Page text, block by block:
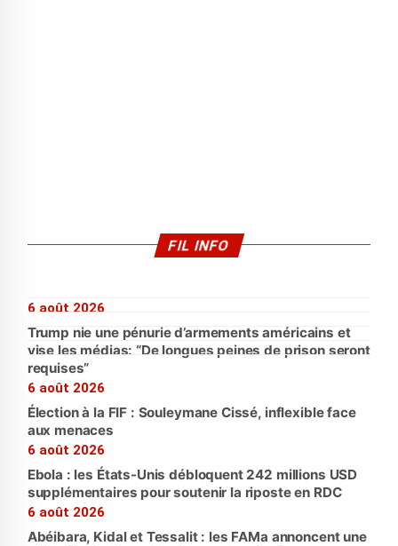
FIL INFO
6 août 2026
Trump nie une pénurie d’armements américains et
vise les médias: “De longues peines de prison seront
requises”
6 août 2026
Élection à la FIF : Souleymane Cissé, inflexible face
aux menaces
6 août 2026
Ebola : les États-Unis débloquent 242 millions USD
supplémentaires pour soutenir la riposte en RDC
6 août 2026
Abéibara, Kidal et Tessalit : les FAMa annoncent une